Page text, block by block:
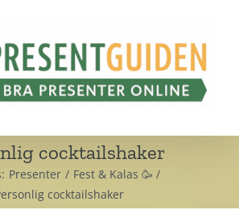
cocktailshaker
Presenter
Fest & Kalas 🥳
cocktailshaker